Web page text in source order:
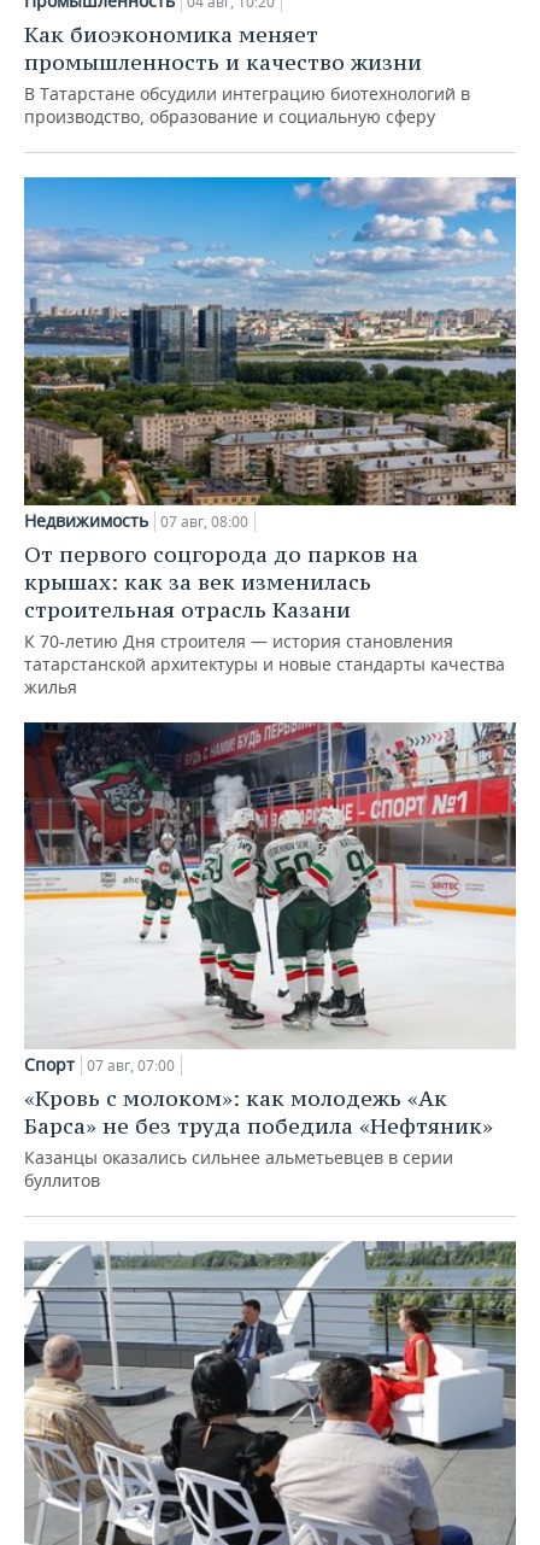
Как биоэкономика меняет
промышленность и качество жизни
В Татарстане обсудили интеграцию биотехнологий в
производство, образование и социальную сферу
Недвижимость 07 авг, 08:00
От первого соцгорода до парков на
крышах: как за век изменилась
строительная отрасль Казани
К 70-летию Дня строителя — история становления
татарстанской архитектуры и новые стандарты качества
жилья
Спорт 07 авг, 07:00
«Кровь с молоком»: как молодежь «Ак
Барса» не без труда победила «Нефтяник»
Казанцы оказались сильнее альметьевцев в серии
буллитов